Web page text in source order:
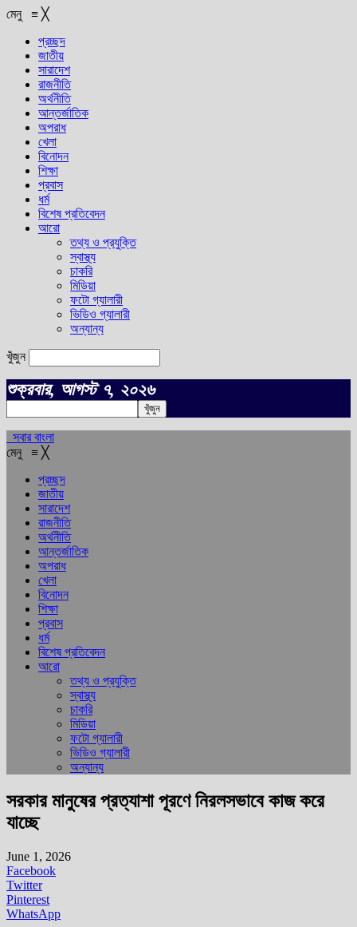
মেনু ≡ ╳
প্রচ্ছদ
জাতীয়
সারাদেশ
রাজনীতি
অর্থনীতি
আন্তর্জাতিক
অপরাধ
খেলা
বিনোদন
শিক্ষা
প্রবাস
ধর্ম
বিশেষ প্রতিবেদন
আরো
তথ্য ও প্রযুক্তি
স্বাস্থ্য
চাকরি
মিডিয়া
ফটো গ্যালারী
ভিডিও গ্যালারী
অন্যান্য
খুঁজুন
শুক্রবার, আগস্ট ৭, ২০২৬
সবার বাংলা
মেনু ≡ ╳
প্রচ্ছদ
জাতীয়
সারাদেশ
রাজনীতি
অর্থনীতি
আন্তর্জাতিক
অপরাধ
খেলা
বিনোদন
শিক্ষা
প্রবাস
ধর্ম
বিশেষ প্রতিবেদন
আরো
তথ্য ও প্রযুক্তি
স্বাস্থ্য
চাকরি
মিডিয়া
ফটো গ্যালারী
ভিডিও গ্যালারী
অন্যান্য
সরকার মানুষের প্রত্যাশা পূরণে নিরলসভাবে কাজ করে
যাচ্ছে
June 1, 2026
Facebook
Twitter
Pinterest
WhatsApp